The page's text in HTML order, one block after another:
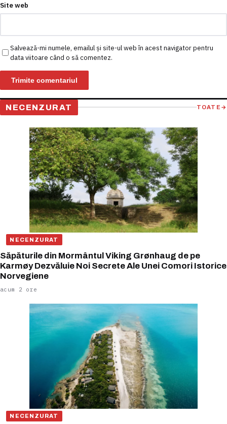
Site web
Salvează-mi numele, emailul și site-ul web în acest navigator pentru
data viitoare când o să comentez.
NECENZURAT TOATE →
NECENZURAT
Săpăturile din Mormântul Viking Grønhaug de pe
Karmøy Dezvăluie Noi Secrete Ale Unei Comori Istorice
Norvegiene
acum 2 ore
NECENZURAT